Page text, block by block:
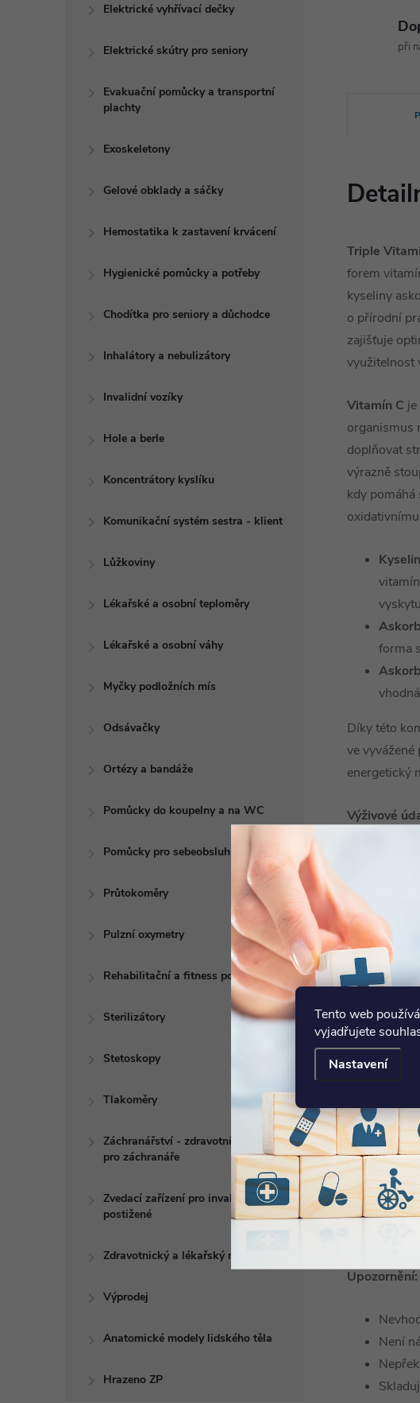
Tento web
vyjadřujete
Nastavení
Elektrické vyhřívací dečky
Elektrické skútry pro seniory
Evakuační pomůcky a transportní
plachty
Exoskeletony
Gelové obklady a sáčky
Hemostatika k zastavení krvácení
Hygienické pomůcky a potřeby
Chodítka pro seniory a důchodce
Inhalátory a nebulizátory
Invalidní vozíky
Hole a berle
Koncentrátory kyslíku
Komunikační systém sestra - klient
Lůžkoviny
Lékařské a osobní teploměry
Lékařské a osobní váhy
Myčky podložních mís
Odsávačky
Ortézy a bandáže
Pomůcky do koupelny a na WC
Pomůcky pro sebeobsluhu
Průtokoměry
Pulzní oxymetry
Rehabilitační a fitness pomůcky
Sterilizátory
Stetoskopy
Tlakoměry
Záchranářství - zdravotní potřeby
pro záchranáře
Zvedací zařízení pro invalidy a
postižené
Zdravotnický a lékařský nábytek
Výprodej
Anatomické modely lidského těla
Hrazeno ZP
při
Triple
forem
kyseliny
o přírodní
zajišťuje
využitelnost
Vitamín C
organismus
doplňovat
výrazně
kdy pomáhá
forma
Díky této
ve
energetický
Výživové
* RHP -
Složení:
L-
askorbyl-6-
dubia),
Balení
Výhody
Čistá
Upozornění:
Není